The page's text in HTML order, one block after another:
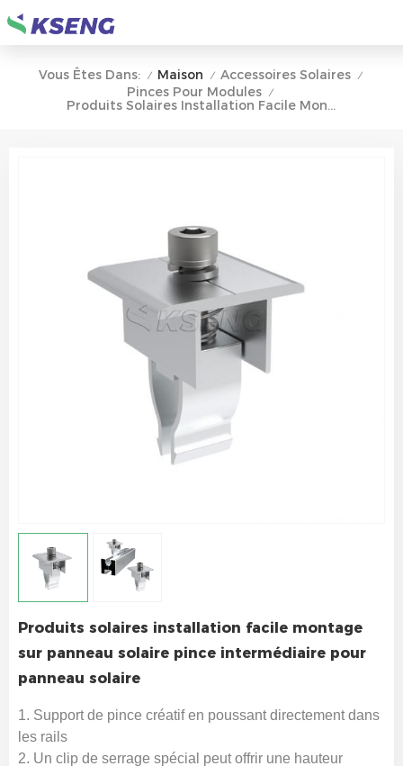
Vous Êtes Dans: / Maison / Accessoires Solaires /
Pinces Pour Modules /
Produits Solaires Installation Facile Montage Sur Panneau Solaire Pince Intermédiaire Pour Panneau Solaire
Produits solaires installation facile montage
sur panneau solaire pince intermédiaire pour
panneau solaire
1. Support de pince créatif en poussant directement dans
les rails
2. Un clip de serrage spécial peut offrir une hauteur